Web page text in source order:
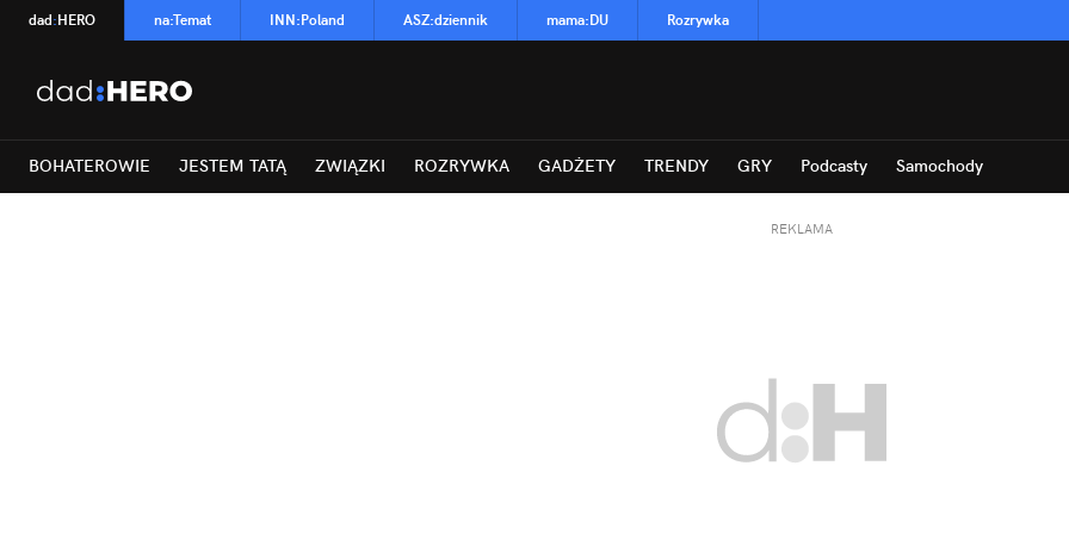
dad:HERO na:Temat INN:Poland ASZ:dziennik mama:DU Rozrywka
BOHATEROWIE JESTEM TATĄ ZWIĄZKI ROZRYWKA GADŻETY TRENDY GRY Podcasty Samochody
REKLAMA